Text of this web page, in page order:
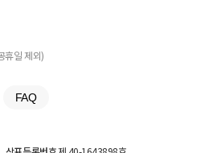
휴일 제외)
FAQ